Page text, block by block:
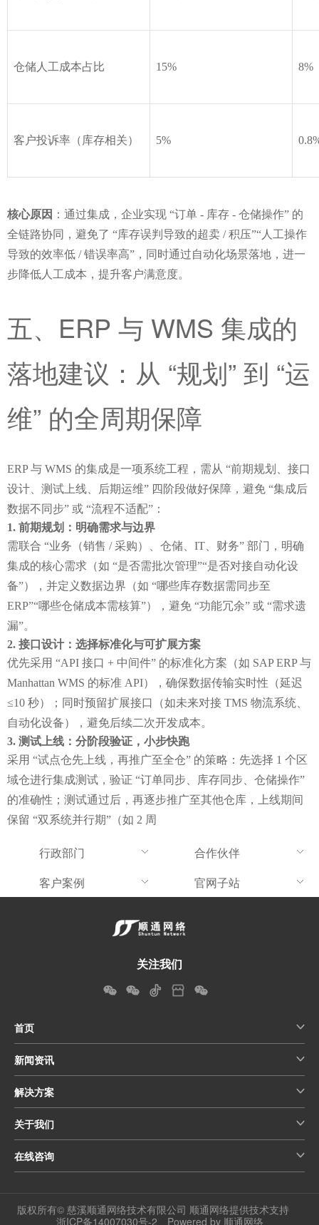
仓储人工成本占比 15% 8%
客户投诉率（库存相关） 5%
核心原因 ：通过集成，企业实现 “订单 - 库存 - 仓储操作” 的
全链路协同，避免了 “库存误判导致的超卖 / 积压”“人工操作
导致的效率低 / 错误率高”，同时通过自动化场景落地，进一
步降低人工成本，提升客户满意度。
五、ERP 与 WMS 集成的
落地建议：从 “规划” 到 “运
维” 的全周期保障
ERP 与 WMS 的集成是一项系统工程，需从 “前期规划、接口
设计、测试上线、后期运维” 四阶段做好保障，避免 “集成后
数据不同步” 或 “流程不适配”：
前期规划：明确需求与边界
需联合 “业务（销售 / 采购）、仓储、IT、财务” 部门，明确
集成的核心需求（如 “是否需批次管理”“是否对接自动化设
备”），并定义数据边界（如 “哪些库存数据需同步至
ERP”“哪些仓储成本需核算”），避免 “功能冗余” 或 “需求遗
漏”。
接口设计：选择标准化与可扩展方案
优先采用 “API 接口 + 中间件” 的标准化方案（如 SAP ERP 与
Manhattan WMS 的标准 API），确保数据传输实时性（延迟
≤10 秒）；同时预留扩展接口（如未来对接 TMS 物流系统、
自动化设备），避免后续二次开发成本。
测试上线：分阶段验证，小步快跑
采用 “试点仓先上线，再推广至全仓” 的策略：先选择 1 个区
域仓进行集成测试，验证 “订单同步、库存同步、仓储操作”
的准确性；测试通过后，再逐步推广至其他仓库，上线期间
保留 “双系统并行期”（如 2 周
行政部门
合作伙伴
客户案例
官网子站
关注我们
首页
新闻资讯
解决方案
关于我们
在线咨询
版权所有© 慈溪顺通网络技术有限公司 顺通网络提供技术支持
浙ICP备14007030号-2
Powered by 顺通网络